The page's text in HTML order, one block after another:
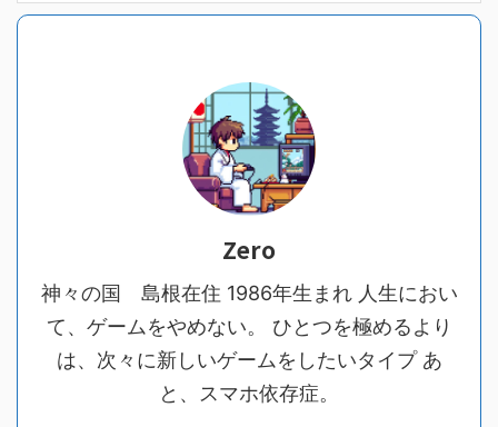
Zero
神々の国 島根在住 1986年生まれ 人生におい
て、ゲームをやめない。 ひとつを極めるより
は、次々に新しいゲームをしたいタイプ あ
と、スマホ依存症。